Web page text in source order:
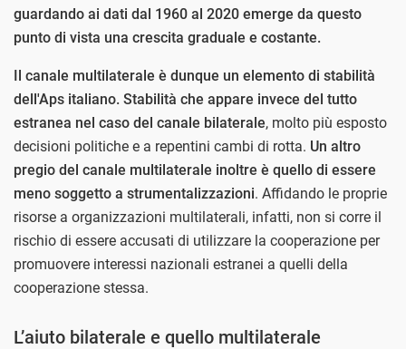
guardando ai dati dal 1960 al 2020 emerge da questo
punto di vista una crescita graduale e costante.
Il canale multilaterale è dunque un elemento di stabilità
dell'Aps italiano. Stabilità che appare invece del tutto
estranea nel caso del canale bilaterale, molto più esposto
decisioni politiche e a repentini cambi di rotta. Un altro
pregio del canale multilaterale inoltre è quello di essere
meno soggetto a strumentalizzazioni. Affidando le proprie
risorse a organizzazioni multilaterali, infatti, non si corre il
rischio di essere accusati di utilizzare la cooperazione per
promuovere interessi nazionali estranei a quelli della
cooperazione stessa.
L’aiuto bilaterale e quello multilaterale